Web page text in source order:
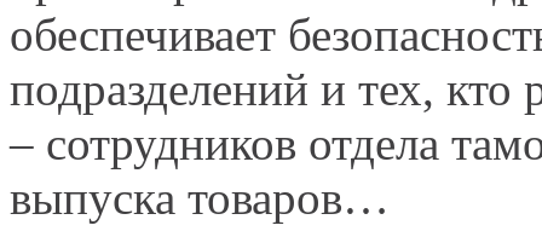
обеспечивает
подразделений и тех, кто
– сотрудников отдела
выпуска товаров…